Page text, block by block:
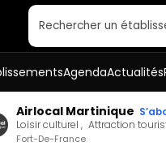
Rechercher un
AgendaActualités
Airlocal Martinique
Loisir culturel Attraction
Fort-De-France